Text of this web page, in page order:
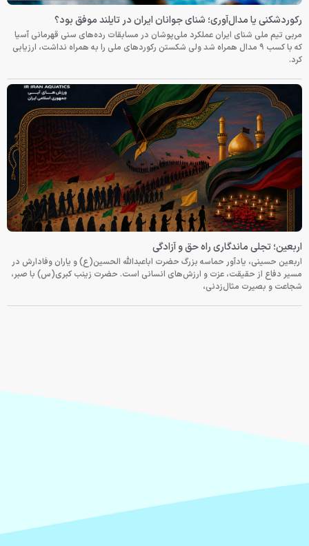
رکوردشکنی یا مدال‌آوری؛ شنای جوانان ایران در تایلند موفق بود؟
مربی تیم ملی شنای ایران عملکرد ملی‌پوشان در مسابقات رده‌های سنی قهرمانی آسیا
که با کسب ۹ مدال همراه شد ولی شکستن رکوردهای ملی را به همراه نداشت، ارزیابی
کرد.
اربعین؛ تجلی ماندگاری راه حق و آزادگی
اربعین حسینی، یادآور حماسه بزرگ حضرت اباعبدالله الحسین(ع) و یاران وفادارش در
مسیر دفاع از حقیقت، عزت و ارزش‌های انسانی است. حضرت زینب کبری(س) با صبر،
شجاعت و بصیرت مثال‌زدنی،